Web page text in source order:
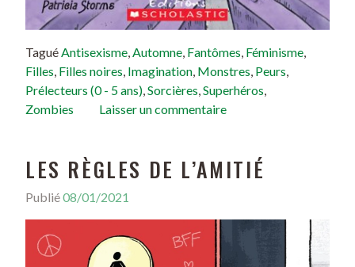
TaguéAntisexisme,Automne, Fantômes, Féminisme,
Filles, Filles noires, Imagination, Monstres, Peurs,
Prélecteurs (0 - 5 ans),Sorcières,Superhéros,
Zombies
Laisser un commentaire
LES RÈGLES DE L’AMITIÉ
Publié08/01/2021